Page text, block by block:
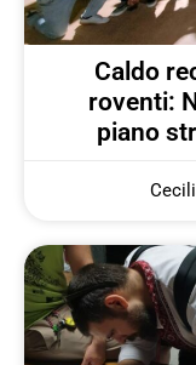
Caldo
roventi:
piano